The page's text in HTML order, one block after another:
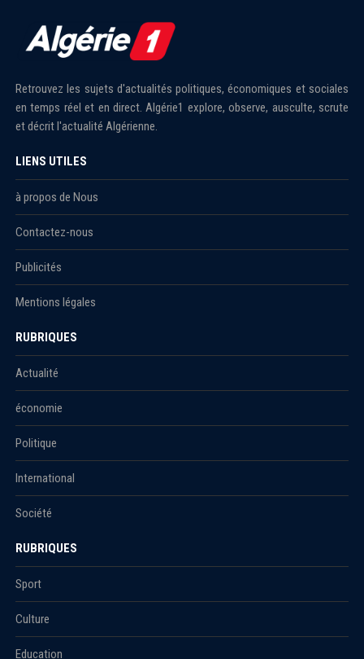
Retrouvez les sujets d'actualités politiques, économiques et sociales
en temps réel et en direct. Algérie1 explore, observe, ausculte, scrute
et décrit l'actualité Algérienne.
LIENS UTILES
à propos de Nous
Contactez-nous
Publicités
Mentions légales
RUBRIQUES
Actualité
économie
Politique
International
Société
RUBRIQUES
Sport
Culture
Education